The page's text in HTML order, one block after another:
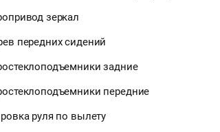
зеркал
передних сидений
задние
передние
руля по вылету